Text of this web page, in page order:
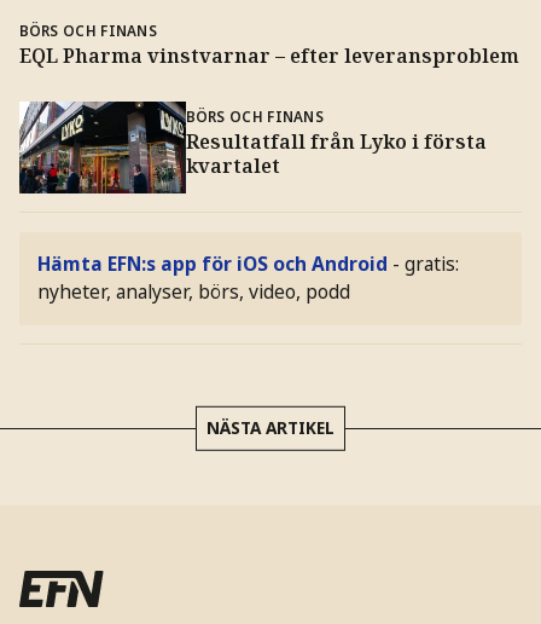
BÖRS OCH FINANS
EQL Pharma vinstvarnar – efter leveransproblem
BÖRS OCH FINANS
Resultatfall från Lyko i första
kvartalet
Hämta EFN:s app för iOS och Android - gratis:
nyheter, analyser, börs, video, podd
NÄSTA ARTIKEL